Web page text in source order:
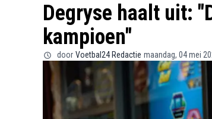
Degryse haalt uit:
kampioen"
door Voetbal24 Redactie maandag, 04 mei